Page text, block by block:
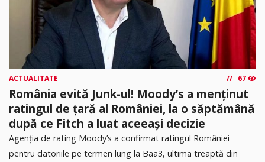
ACTUALITATE 67
România evită Junk-ul! Moody’s a menținut
ratingul de țară al României, la o săptămână
după ce Fitch a luat aceeași decizie
Agenția de rating Moody’s a confirmat ratingul României
pentru datoriile pe termen lung la Baa3, ultima treaptă din